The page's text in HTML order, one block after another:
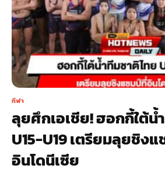
กีฬา
ลุยศึกเอเชีย! ฮอกกี้ใต้น้
U15-U19 เตรียมลุยชิง
อินโดนีเซีย